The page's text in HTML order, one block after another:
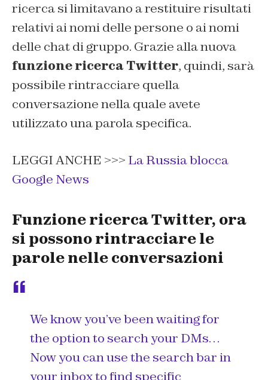
ricerca si limitavano a restituire risultati
relativi ai nomi delle persone o ai nomi
delle chat di gruppo. Grazie alla nuova
funzione ricerca Twitter, quindi, sarà
possibile rintracciare quella
conversazione nella quale avete
utilizzato una parola specifica.
LEGGI ANCHE >>> La Russia blocca
Google News
Funzione ricerca Twitter, ora
si possono rintracciare le
parole nelle conversazioni
We know you’ve been waiting for
the option to search your DMs…
Now you can use the search bar in
your inbox to find specific